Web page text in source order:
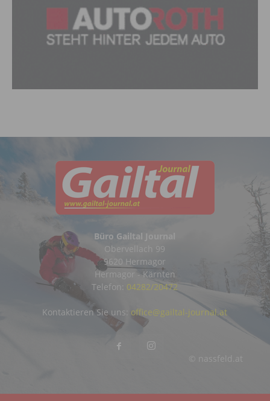
Büro Gailtal Journal
Obervellach 99
9620 Hermagor
Hermagor - Kärnten
Telefon: 04282/20472
© nassfeld.at
Kontaktieren Sie uns: office@gailtal-journal.at